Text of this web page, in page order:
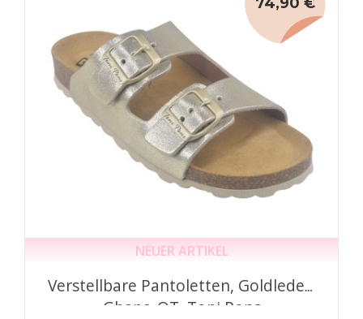
NEUER ARTIKEL
Verstellbare Pantoletten, Goldleder,
Ghana-QT, Toni Pons